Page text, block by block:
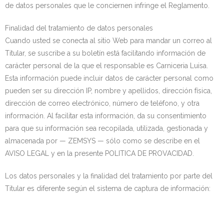
de datos personales que le conciernen infringe el Reglamento.
Finalidad del tratamiento de datos personales
Cuando usted se conecta al sitio Web para mandar un correo al
Titular, se suscribe a su boletín está facilitando información de
carácter personal de la que el responsable es Carniceria Luisa.
Esta información puede incluir datos de carácter personal como
pueden ser su dirección IP, nombre y apellidos, dirección física,
dirección de correo electrónico, número de teléfono, y otra
información. Al facilitar esta información, da su consentimiento
para que su información sea recopilada, utilizada, gestionada y
almacenada por — ZEMSYS — sólo como se describe en el
AVISO LEGAL y en la presente POLITICA DE PROVACIDAD.
Los datos personales y la finalidad del tratamiento por parte del
Titular es diferente según el sistema de captura de información: